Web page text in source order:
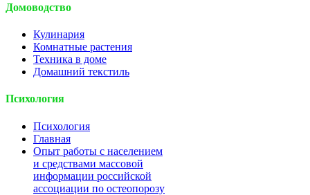
Домоводство
Кулинария
Комнатные растения
Техника в доме
Домашний текстиль
Психология
Психология
Главная
Опыт работы с населением
и средствами массовой
информации российской
ассоциации по остеопорозу